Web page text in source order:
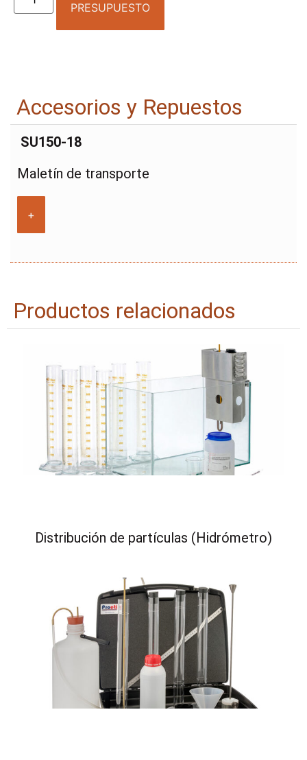
PRESUPUESTO
Accesorios y Repuestos
SU150-18
Maletín de transporte
+
Productos relacionados
Distribución de partículas (Hidrómetro)